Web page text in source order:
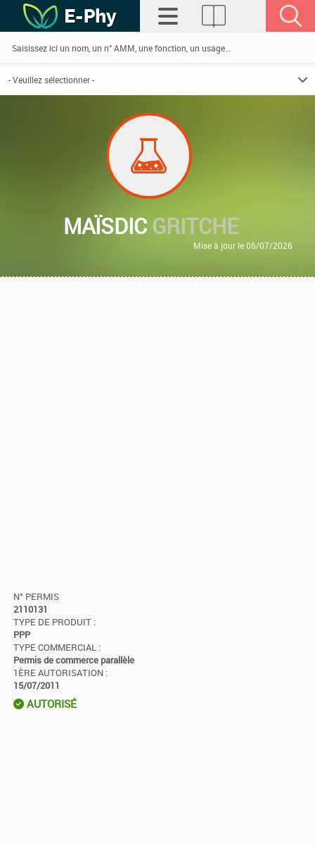
MAÏSDICGRITCHE
Mise à jour le 06/07/2026
N° PERMIS
2110131
TYPE DE PRODUIT :
PPP
TYPE COMMERCIAL :
Permis de commerce parallèle
1ÈRE AUTORISATION :
15/07/2011
AUTORISÉ